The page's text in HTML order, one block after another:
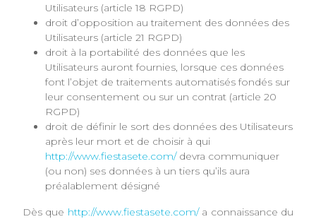
Utilisateurs (article 18 RGPD)
droit d’opposition au traitement des données des
Utilisateurs (article 21 RGPD)
droit à la portabilité des données que les
Utilisateurs auront fournies, lorsque ces données
font l’objet de traitements automatisés fondés sur
leur consentement ou sur un contrat (article 20
RGPD)
droit de définir le sort des données des Utilisateurs
après leur mort et de choisir à qui
http://www.fiestasete.com/devra communiquer
(ou non) ses données à un tiers qu’ils aura
préalablement désigné
Dès que http://www.fiestasete.com/a connaissance du